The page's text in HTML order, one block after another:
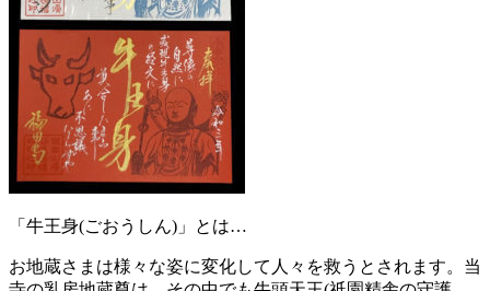
「牛王身(ごおうしん) 」とは…
お地蔵さまは様々な姿に変化して人々を救うとされます。当